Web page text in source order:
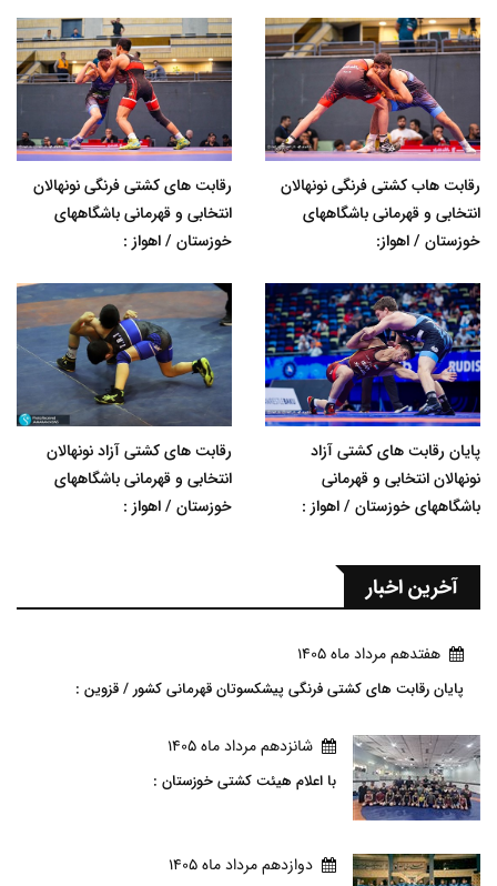
رقابت هاب کشتی فرنگی نونهالان
انتخابی و قهرمانی باشگاههای
خوزستان / اهواز:
رقابت های کشتی فرنگی نونهالان
انتخابی و قهرمانی باشگاههای
خوزستان / اهواز :
پایان رقابت های کشتی آزاد
نونهالان انتخابی و قهرمانی
باشگاههای خوزستان / اهواز :
رقابت های کشتی آزاد نونهالان
انتخابی و قهرمانی باشگاههای
خوزستان / اهواز :
آخرین اخبار
هفتدهم مرداد ماه 1405
پایان رقابت های کشتی فرنگی پیشکسوتان قهرمانی کشور / قزوین :
شانزدهم مرداد ماه 1405
با اعلام هیئت کشتی خوزستان :
دوازدهم مرداد ماه 1405